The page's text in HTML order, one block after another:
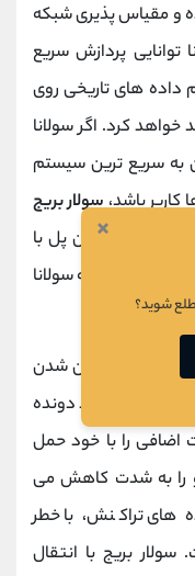
و مقیاس ‌پذیری شبکه
توانایی پردازش سریع
داده‌ های تاریخی روی
کرد. اگر سولانا
به سریع ‌ترین سیستم
کاربر باشد،سولار بریج
می‌ شود. این پل با
می ‌دهد که سولانا
از سنگین شدن
تصور کنید دونده
اضافی را با خود حمل
را به شدت کاهش می
‌های تراکنش، با خطر
بریج با انتقال
×
شوید؟